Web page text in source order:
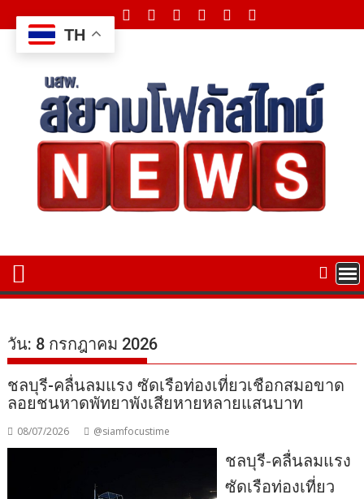
to
content
วัน: 8 กรกฎาคม 2026
ชลบุรี-คลื่นลมแรง ซัดเรือท่องเที่ยวเชือกสมอขาด
ลอยชนหาดพัทยาพังเสียหายหลายแสนบาท
08/07/2026 @siamfocustime
ชลบุรี-คลื่นลมแรง
ซัดเรือท่องเที่ยว
TH